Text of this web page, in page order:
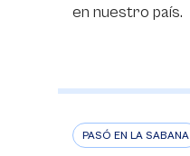
en nuestro país.
PASÓ EN LA SABANA